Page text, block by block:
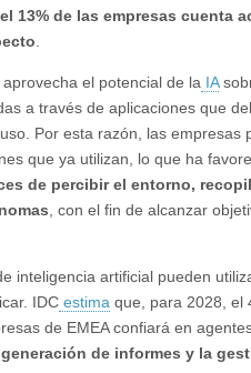
13% de las empresas cuenta
el potencial de la IA
a través de aplicaciones que
Por esta razón, las empresas
que ya utilizan, lo que ha
de percibir el entorno,
, con el fin de alcanzar
inteligencia artificial pueden
IDC estima que, para 2028, el
de EMEA confiará en
generación de informes y la